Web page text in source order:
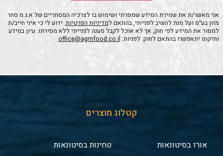
אני מאשר/ת את שמירת המידע שמסרתי ושימוש בו לצרכיה המסחריים של א.ג.מ סחר
מזון בע״מ ועל מנת להשיב לפנייתי, בהתאם למדיניות הפרטיות. ידוע לי כי איני חייב/ת
למסור את המידע לפי חוק, אך לא אוכל לקבל מענה לפנייתי ללא מסירתו. עיון במידע
ותיקונו יתאפשרו בהתאם לחוק. לפניות: office@agmfood.co.il
קטלוג מוצרים
אורז בסיטונאות
טחינות בסיטונאות